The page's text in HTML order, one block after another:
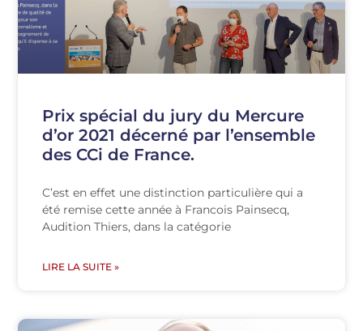
Prix spécial du jury du Mercure
d’or 2021 décerné par l’ensemble
des CCi de France.
C’est en effet une distinction particulière qui a
été remise cette année à Francois Painsecq,
Audition Thiers, dans la catégorie
LIRE LA SUITE »